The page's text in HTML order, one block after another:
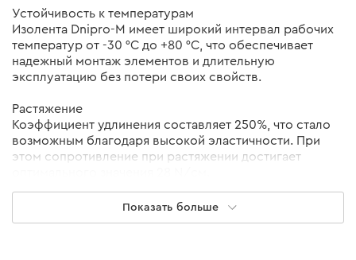
Устойчивость к температурам
Изолента Dnipro-M имеет широкий интервал рабочих
температур от -30 °С до +80 °С, что обеспечивает
надежный монтаж элементов и длительную
эксплуатацию без потери своих свойств.
Растяжение
Коэффициент удлинения составляет 250%, что стало
возможным благодаря высокой эластичности. При
этом сопротивление при растяжении достигает
Высокий показатель восстановления упрощает
Показать больше